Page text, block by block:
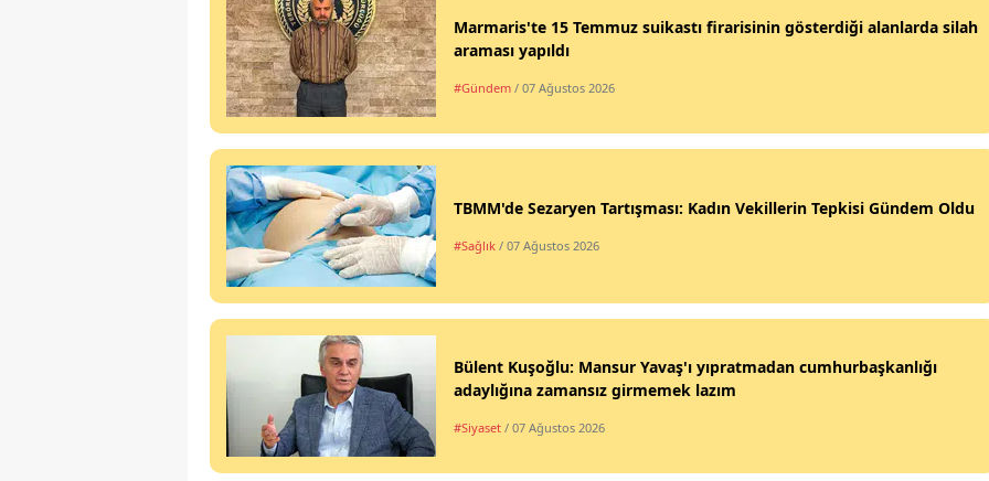
Marmaris'te 15 Temmuz suikastı firarisinin gösterdiği alanlarda silah
araması yapıldı
#Gündem / 07 Ağustos 2026
TBMM'de Sezaryen Tartışması: Kadın Vekillerin Tepkisi Gündem Oldu
#Sağlık / 07 Ağustos 2026
Bülent Kuşoğlu: Mansur Yavaş'ı yıpratmadan cumhurbaşkanlığı
adaylığına zamansız girmemek lazım
#Siyaset / 07 Ağustos 2026